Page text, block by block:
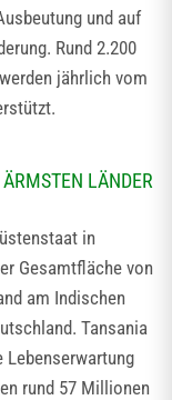
und auf
Rund 2.200
jährlich vom
LÄNDER
in
Gesamtfläche von
am Indischen
Tansania
Lebenserwartung
rund 57 Millionen